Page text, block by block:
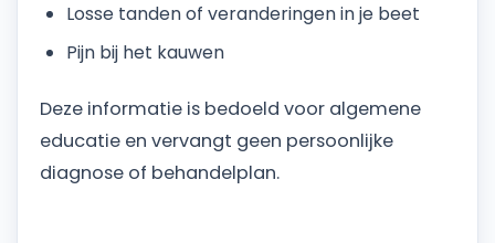
Losse tanden of veranderingen in je beet
Pijn bij het kauwen
Deze informatie is bedoeld voor algemene
educatie en vervangt geen persoonlijke
diagnose of behandelplan.